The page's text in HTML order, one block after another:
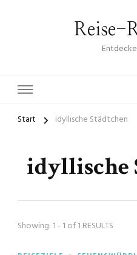
Reise-
Start idyllische Städtchen
idyllische
Showing: 1 - 1 of 1 RESULTS